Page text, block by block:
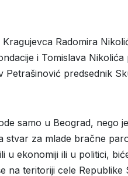
Radomira
i Tomislava Nikolića
predsednik
samo u Beograd, nego
stvar za mlade bračne
u ekonomiji ili u politici,
na teritoriji cele Republike